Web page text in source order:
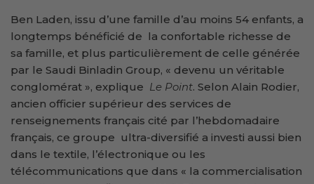
Ben Laden, issu d’une famille d’au moins 54 enfants, a
longtemps bénéficié de la confortable richesse de
sa famille, et plus particulièrement de celle générée
par le Saudi Binladin Group, « devenu un véritable
conglomérat », explique Le Point. Selon Alain Rodier,
ancien officier supérieur des services de
renseignements français cité par l’hebdomadaire
français, ce groupe ultra-diversifié a investi aussi bien
dans le textile, l’électronique ou les
télécommunications que dans « la commercialisation